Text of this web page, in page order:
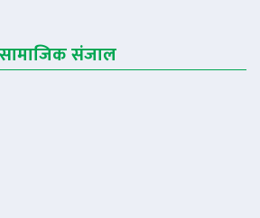
सामाजिक संजाल